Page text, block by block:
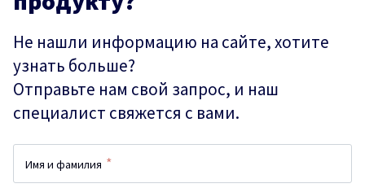
Не нашли информацию на сайте, хотите
узнать больше?
Отправьте нам свой запрос, и наш
специалист свяжется с вами.
Имя и фамилия *